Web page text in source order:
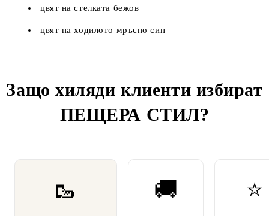
цвят на стелката бежов
цвят на ходилото мръсно син
Защо хиляди клиенти избират
ПЕЩЕРА СТИЛ?
🥾 🚚 ⭐